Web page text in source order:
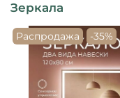
Зеркала
Распродажа -35%